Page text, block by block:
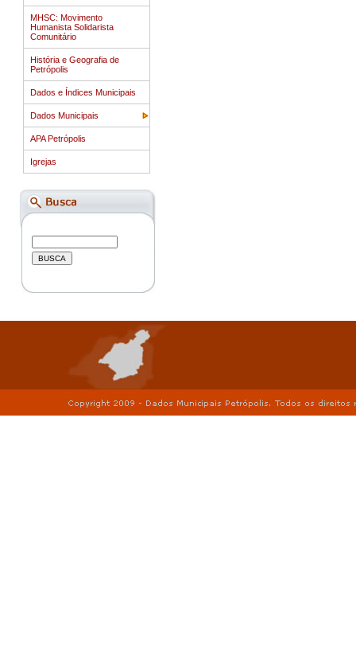
MHSC: Movimento
Humanista Solidarista
Comunitário
História e Geografia de
Petrópolis
Dados e Índices Municipais
Dados Municipais
APA Petrópolis
Igrejas